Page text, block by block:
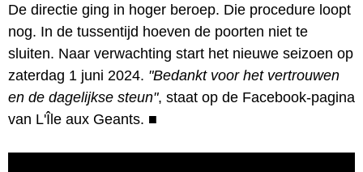
De directie ging in hoger beroep. Die procedure loopt
nog. In de tussentijd hoeven de poorten niet te
sluiten. Naar verwachting start het nieuwe seizoen op
zaterdag 1 juni 2024. "Bedankt voor het vertrouwen
en de dagelijkse steun", staat op de Facebook-pagina
van L'Île aux Geants. ■